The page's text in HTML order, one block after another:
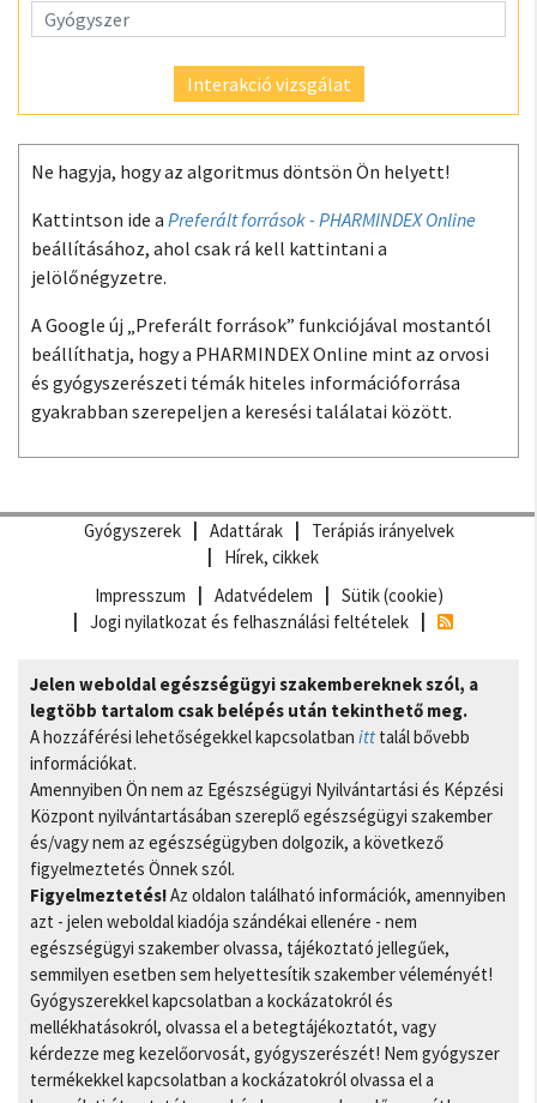
Interakció vizsgálat
Ne hagyja, hogy az algoritmus döntsön Ön helyett!
Kattintson ide a Preferált források - PHARMINDEX Online
beállításához, ahol csak rá kell kattintani a
jelölőnégyzetre.
A Google új „Preferált források” funkciójával mostantól
beállíthatja, hogy a PHARMINDEX Online mint az orvosi
és gyógyszerészeti témák hiteles információforrása
gyakrabban szerepeljen a keresési találatai között.
Gyógyszerek Adattárak
Terápiás irányelvek
Hírek, cikkek
Impresszum
Adatvédelem
Sütik (cookie)
Jogi nyilatkozat és felhasználási feltételek
Jelen weboldal egészségügyi szakembereknek szól, a
legtöbb tartalom csak belépés után tekinthető meg.
A hozzáférési lehetőségekkel kapcsolatban itt talál bővebb
információkat.
Amennyiben Ön nem az Egészségügyi Nyilvántartási és Képzési
Központ nyilvántartásában szereplő egészségügyi szakember
és/vagy nem az egészségügyben dolgozik, a következő
figyelmeztetés Önnek szól.
Figyelmeztetés!Az oldalon található információk, amennyiben
azt - jelen weboldal kiadója szándékai ellenére - nem
egészségügyi szakember olvassa, tájékoztató jellegűek,
semmilyen esetben sem helyettesítik szakember véleményét!
Gyógyszerekkel kapcsolatban a kockázatokról és
mellékhatásokról, olvassa el a betegtájékoztatót, vagy
kérdezze meg kezelőorvosát, gyógyszerészét! Nem gyógyszer
termékekkel kapcsolatban a kockázatokról olvassa el a